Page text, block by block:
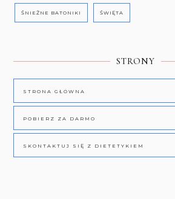
ŚNIEŻNE BATONIKI ŚWIĘTA
STRONY
STRONA GŁÓWNA
POBIERZ ZA DARMO
SKONTAKTUJ SIĘ Z DIETETYKIEM